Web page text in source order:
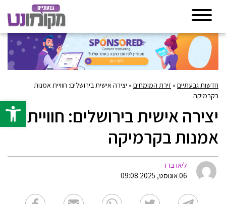
פתח
חדשות גבעתיים» זירת המומחים» יצירה אישית בירושלים: חוויית אמנות
בקרמיקה
יצירה אישית בירושלים: חוויית
אמנות בקרמיקה
ליאו ברד
06 אוגוסט, 2025 09:08